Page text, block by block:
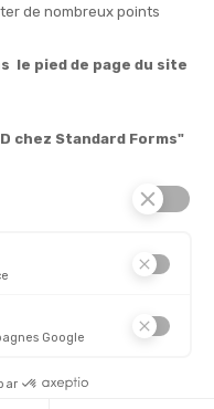

de nombreux points
le pied de page du site
chez Standard Forms"
Google